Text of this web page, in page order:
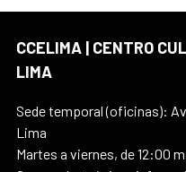
CCELIMA | CENTRO
LIMA
Sede temporal (oficinas):
Lima
Martes a viernes, de 12:00